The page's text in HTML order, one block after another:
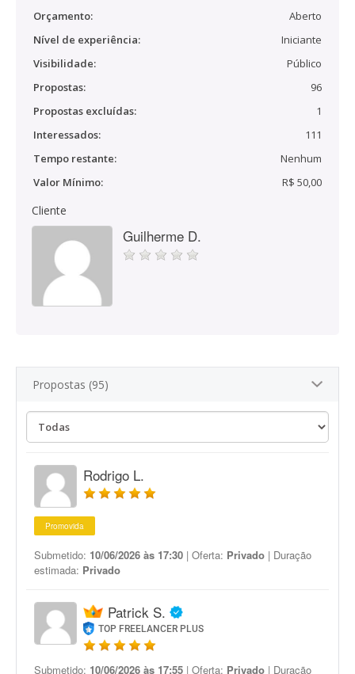
Orçamento:
Aberto
Nível de experiência:
Iniciante
Visibilidade:
Público
Propostas:
96
Propostas excluídas:
1
Interessados:
111
Tempo restante:
Nenhum
Valor Mínimo:
R$ 50,00
Cliente
Guilherme D.
Propostas (95)
Rodrigo L.
Promovida
Submetido: 10/06/2026 às 17:30 | Oferta: Privado | Duração
estimada: Privado
Patrick S.
TOP FREELANCER PLUS
Submetido: 10/06/2026 às 17:55 | Oferta: Privado | Duração